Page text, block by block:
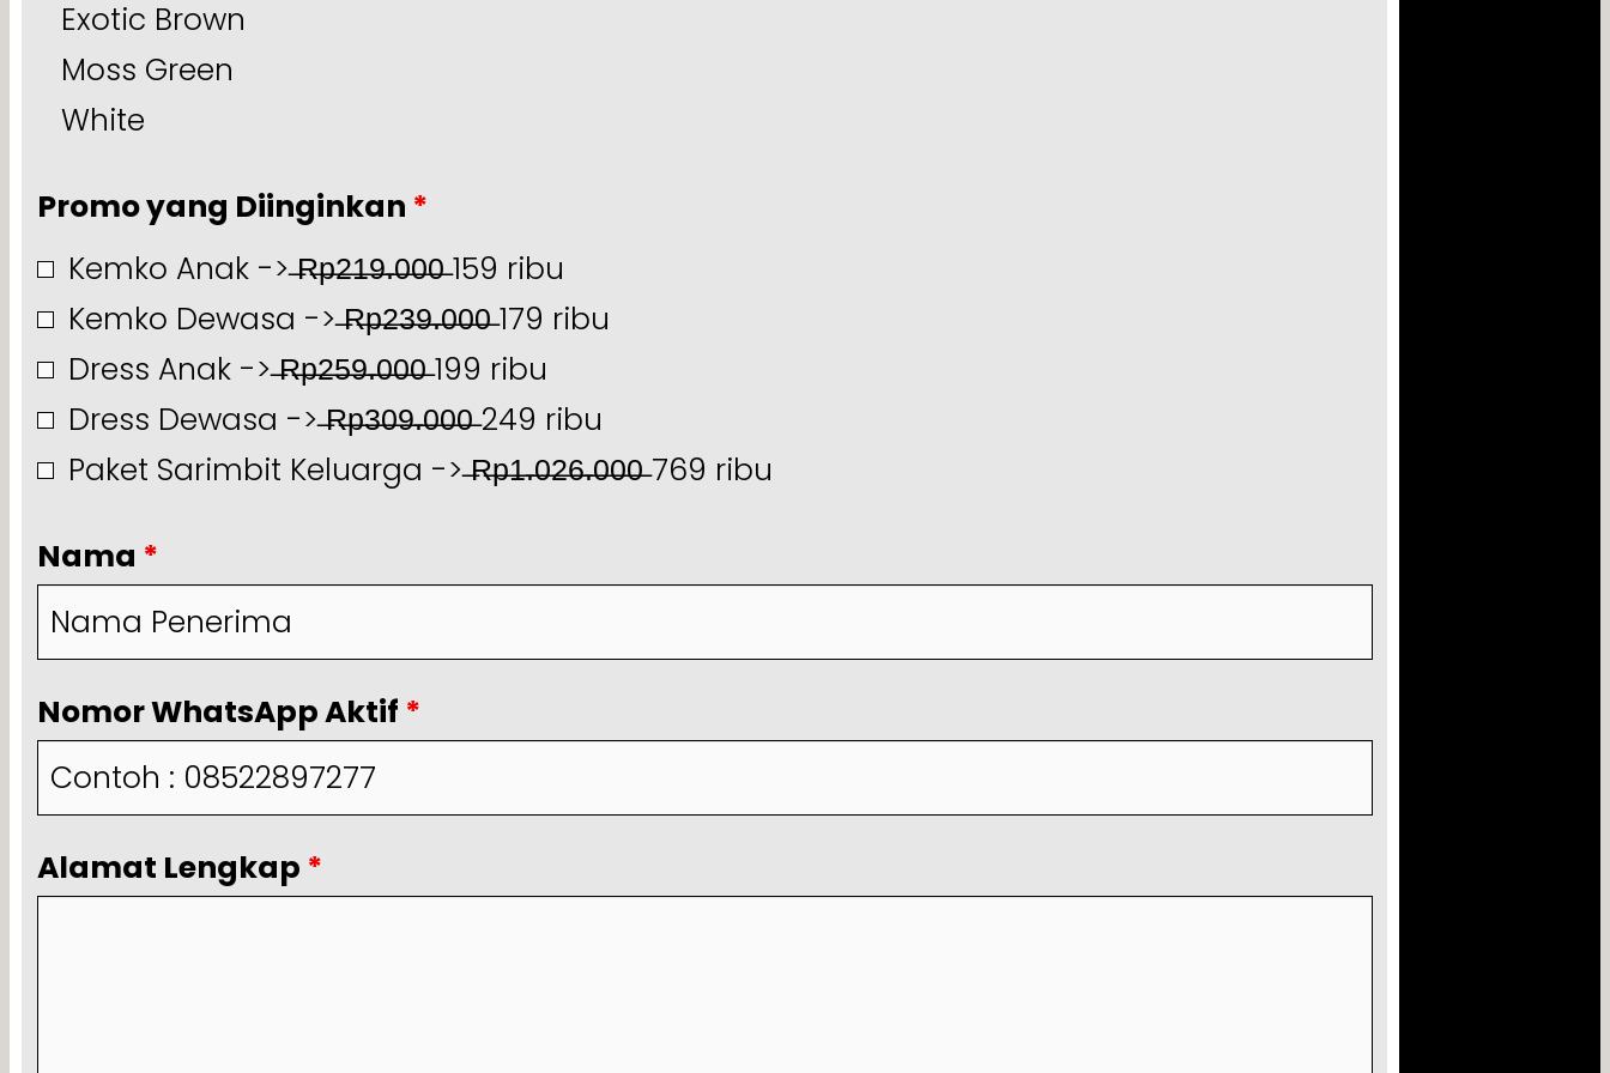
Exotic Brown
Moss Green
White
Promo yang Diinginkan *
Kemko Anak -> ̶R̶p̶2̶1̶9̶.̶0̶0̶0̶ 159 ribu
Kemko Dewasa -> ̶R̶p̶2̶3̶9̶.̶0̶0̶0̶ 179 ribu
Dress Anak -> ̶R̶p̶2̶5̶9̶.̶0̶0̶0̶ 199 ribu
Dress Dewasa -> ̶R̶p̶3̶0̶9̶.̶0̶0̶0̶ 249 ribu
Paket Sarimbit Keluarga -> ̶R̶p̶1̶.̶0̶2̶6̶.̶0̶0̶0̶ 769 ribu
Nama *
Nomor WhatsApp Aktif *
Alamat Lengkap *